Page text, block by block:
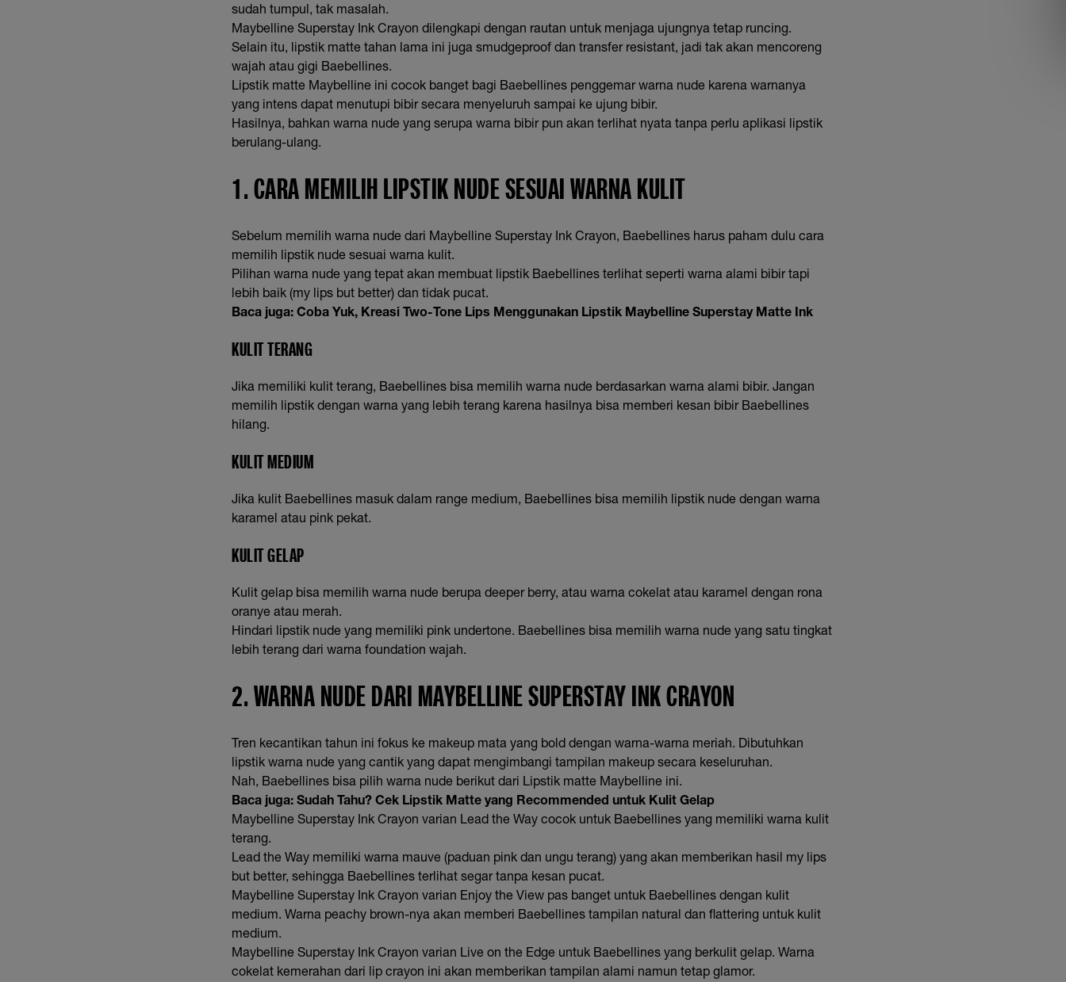
sudah tumpul, tak masalah.
Maybelline Superstay Ink Crayon dilengkapi dengan rautan untuk menjaga ujungnya tetap runcing.
Selain itu, lipstik matte tahan lama ini juga smudgeproof dan transfer resistant, jadi tak akan mencoreng
wajah atau gigi Baebellines.
Lipstik matte Maybelline ini cocok banget bagi Baebellines penggemar warna nude karena warnanya
yang intens dapat menutupi bibir secara menyeluruh sampai ke ujung bibir.
Hasilnya, bahkan warna nude yang serupa warna bibir pun akan terlihat nyata tanpa perlu aplikasi lipstik
berulang-ulang.
1. CARA MEMILIH LIPSTIK NUDE SESUAI WARNA KULIT
Sebelum memilih warna nude dari Maybelline Superstay Ink Crayon, Baebellines harus paham dulu cara
memilih lipstik nude sesuai warna kulit.
Pilihan warna nude yang tepat akan membuat lipstik Baebellines terlihat seperti warna alami bibir tapi
lebih baik (my lips but better) dan tidak pucat.
Baca juga: Coba Yuk, Kreasi Two-Tone Lips Menggunakan Lipstik Maybelline Superstay Matte Ink
KULIT TERANG
Jika memiliki kulit terang, Baebellines bisa memilih warna nude berdasarkan warna alami bibir. Jangan
memilih lipstik dengan warna yang lebih terang karena hasilnya bisa memberi kesan bibir Baebellines
hilang.
KULIT MEDIUM
Jika kulit Baebellines masuk dalam range medium, Baebellines bisa memilih lipstik nude dengan warna
karamel atau pink pekat.
KULIT GELAP
Kulit gelap bisa memilih warna nude berupa deeper berry, atau warna cokelat atau karamel dengan rona
oranye atau merah.
Hindari lipstik nude yang memiliki pink undertone. Baebellines bisa memilih warna nude yang satu tingkat
lebih terang dari warna foundation wajah.
2. WARNA NUDE DARI MAYBELLINE SUPERSTAY INK CRAYON
Tren kecantikan tahun ini fokus ke makeup mata yang bold dengan warna-warna meriah. Dibutuhkan
lipstik warna nude yang cantik yang dapat mengimbangi tampilan makeup secara keseluruhan.
Nah, Baebellines bisa pilih warna nude berikut dari Lipstik matte Maybelline ini.
Baca juga: Sudah Tahu? Cek Lipstik Matte yang Recommended untuk Kulit Gelap
Maybelline Superstay Ink Crayon varian Lead the Way cocok untuk Baebellines yang memiliki warna kulit
terang.
Lead the Way memiliki warna mauve (paduan pink dan ungu terang) yang akan memberikan hasil my lips
but better, sehingga Baebellines terlihat segar tanpa kesan pucat.
Maybelline Superstay Ink Crayon varian Enjoy the View pas banget untuk Baebellines dengan kulit
medium. Warna peachy brown-nya akan memberi Baebellines tampilan natural dan flattering untuk kulit
medium.
Maybelline Superstay Ink Crayon varian Live on the Edge untuk Baebellines yang berkulit gelap. Warna
cokelat kemerahan dari lip crayon ini akan memberikan tampilan alami namun tetap glamor.